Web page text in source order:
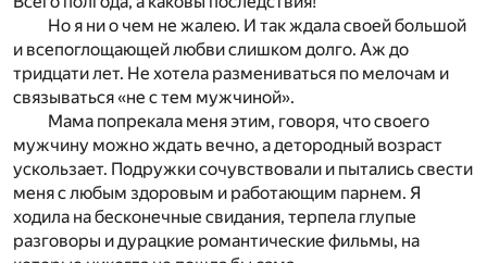
Но я ни о чем не жалею. И так ждала своей большой
и всепоглощающей любви слишком долго. Аж до
тридцати лет. Не хотела размениваться по мелочам и
связываться «не с тем мужчиной».
Мама попрекала меня этим, говоря, что своего
мужчину можно ждать вечно, а детородный возраст
ускользает. Подружки сочувствовали и пытались свести
меня с любым здоровым и работающим парнем. Я
ходила на бесконечные свидания, терпела глупые
разговоры и дурацкие романтические фильмы, на